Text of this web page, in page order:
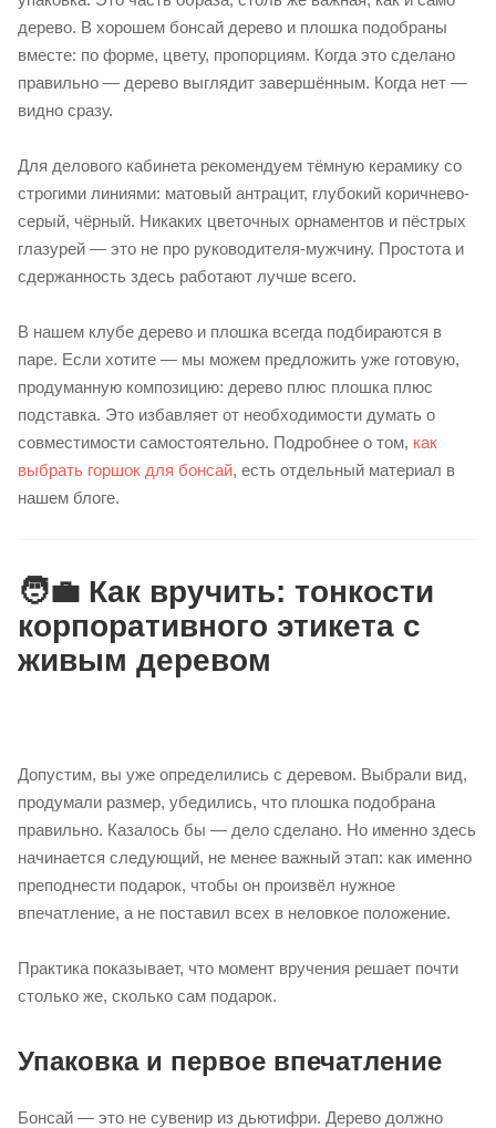
дерево. В хорошем бонсай дерево и плошка подобраны
вместе: по форме, цвету, пропорциям. Когда это сделано
правильно — дерево выглядит завершённым. Когда нет —
видно сразу.
Для делового кабинета рекомендуем тёмную керамику со
строгими линиями: матовый антрацит, глубокий коричнево-
серый, чёрный. Никаких цветочных орнаментов и пёстрых
глазурей — это не про руководителя-мужчину. Простота и
сдержанность здесь работают лучше всего.
В нашем клубе дерево и плошка всегда подбираются в
паре. Если хотите — мы можем предложить уже готовую,
продуманную композицию: дерево плюс плошка плюс
подставка. Это избавляет от необходимости думать о
совместимости самостоятельно. Подробнее о том, как
выбрать горшок для бонсай, есть отдельный материал в
нашем блоге.
🧑‍💼 Как вручить: тонкости
корпоративного этикета с
живым деревом
Допустим, вы уже определились с деревом. Выбрали вид,
продумали размер, убедились, что плошка подобрана
правильно. Казалось бы — дело сделано. Но именно здесь
начинается следующий, не менее важный этап: как именно
преподнести подарок, чтобы он произвёл нужное
впечатление, а не поставил всех в неловкое положение.
Практика показывает, что момент вручения решает почти
столько же, сколько сам подарок.
Упаковка и первое впечатление
Бонсай — это не сувенир из дьютифри. Дерево должно